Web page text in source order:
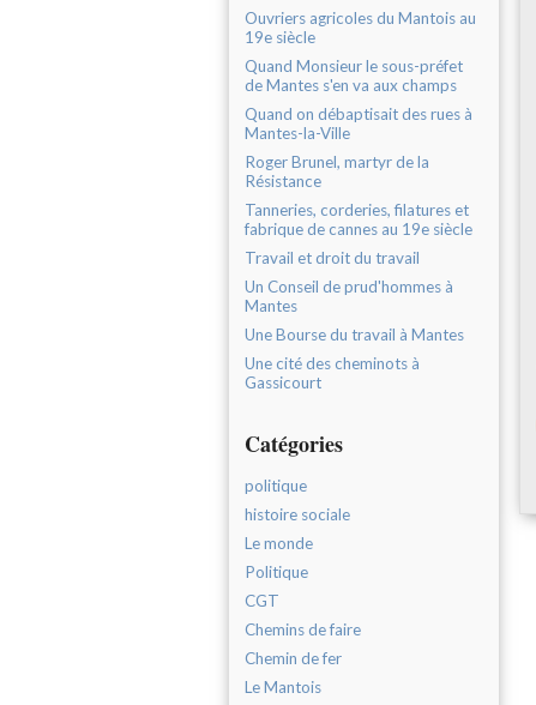
Ouvriers agricoles du Mantois au
19e siècle
Quand Monsieur le sous-préfet
de Mantes s'en va aux champs
Quand on débaptisait des rues à
Mantes-la-Ville
Roger Brunel, martyr de la
Résistance
Tanneries, corderies, filatures et
fabrique de cannes au 19e siècle
Travail et droit du travail
Un Conseil de prud'hommes à
Mantes
Une Bourse du travail à Mantes
Une cité des cheminots à
Gassicourt
Catégories
politique
histoire sociale
Le monde
Politique
CGT
Chemins de faire
Chemin de fer
Le Mantois